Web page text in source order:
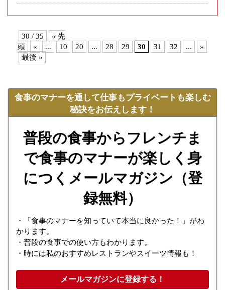
30 / 35
« 先
頭
« ... 10 20 ... 28 29 30 31 32 ...
»
最後 »
食事のマナーを通して仕事もプライベートも楽しむ
秘訣をお伝えします！
普段の食事からフレンチま
で食事のマナーが楽しく身
につくメールマガジン（登
録無料）
・「食事のマナーを知っていて本当に良かった！」がわ
かります。
・普段の食事での使い方もわかります。
・時には私のおすすめレストランやスイーツ情報も！
メールマガジンに登録する！